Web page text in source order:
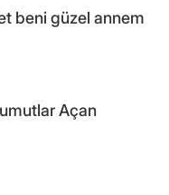
beni güzel annem
Açan